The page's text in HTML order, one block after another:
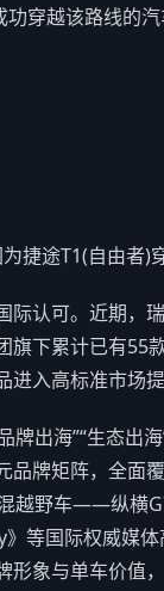
功穿越该路线的
途T1(自由者)
认可。近期，
旗下累计已有55
进入高标准市场
出海”“生态出
品牌矩阵，全
越野车——纵横
等国际权威媒
形象与单车价值